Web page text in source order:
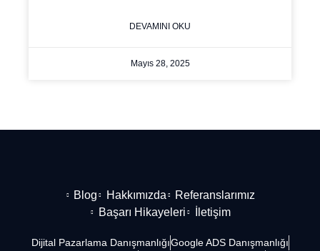
DEVAMINI OKU
Mayıs 28, 2025
Blog Hakkımızda
Referanslarımız
Başarı Hikayeleri
İletişim
Dijital Pazarlama DanışmanlığıGoogle ADS Danışmanlığı